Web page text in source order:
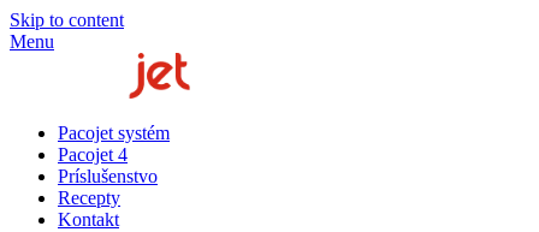
Skip to content
Menu
Pacojet systém
Pacojet 4
Príslušenstvo
Recepty
Kontakt